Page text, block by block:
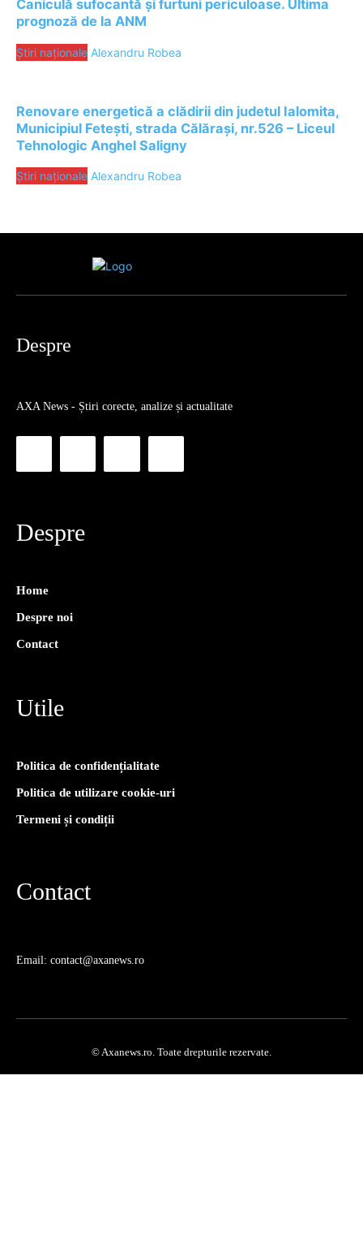
Caniculă sufocantă și furtuni periculoase. Ultima
prognoză de la ANM
Știri naționale Alexandru Robea
Renovare energetică a clădirii din judetul Ialomita,
Municipiul Fetești, strada Călărași, nr.526 – Liceul
Tehnologic Anghel Saligny
Știri naționale Alexandru Robea
Despre
AXA News - Știri corecte, analize și actualitate
Despre
Home
Despre noi
Contact
Utile
Politica de confidențialitate
Politica de utilizare cookie-uri
Termeni și condiții
Contact
Email: contact@axanews.ro
© Axanews.ro. Toate drepturile rezervate.